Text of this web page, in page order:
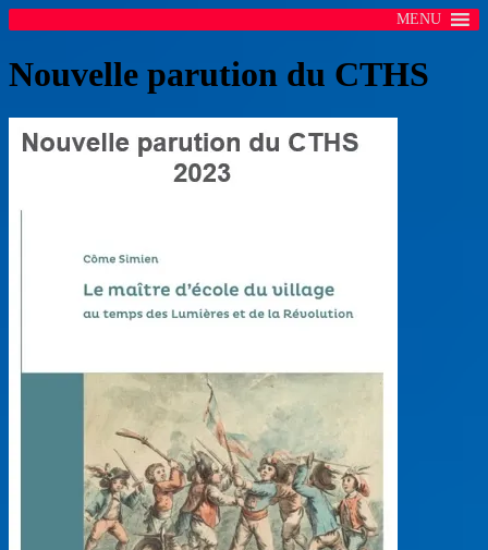
MENU
Nouvelle parution du CTHS